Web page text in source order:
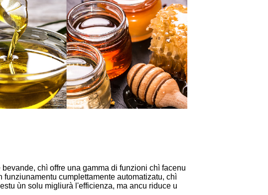
chì offre una gamma di funzioni chì facenu
cumplettamente automatizatu, chì
ùn solu migliurà l'efficienza, ma ancu riduce u